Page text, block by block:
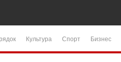
Культура Спорт Бизнес